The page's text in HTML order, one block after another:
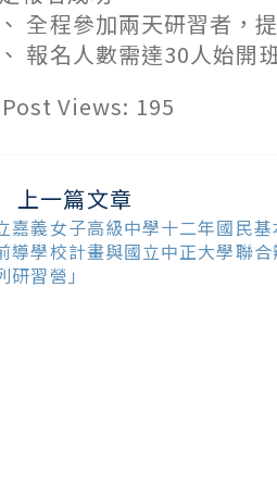
全程參加兩天研習者，
報名人數需達30人始開
Post Views: 195
上一篇文章
嘉義女子高級中學十二年國民
導學校計畫與國立中正大學聯
研習營」